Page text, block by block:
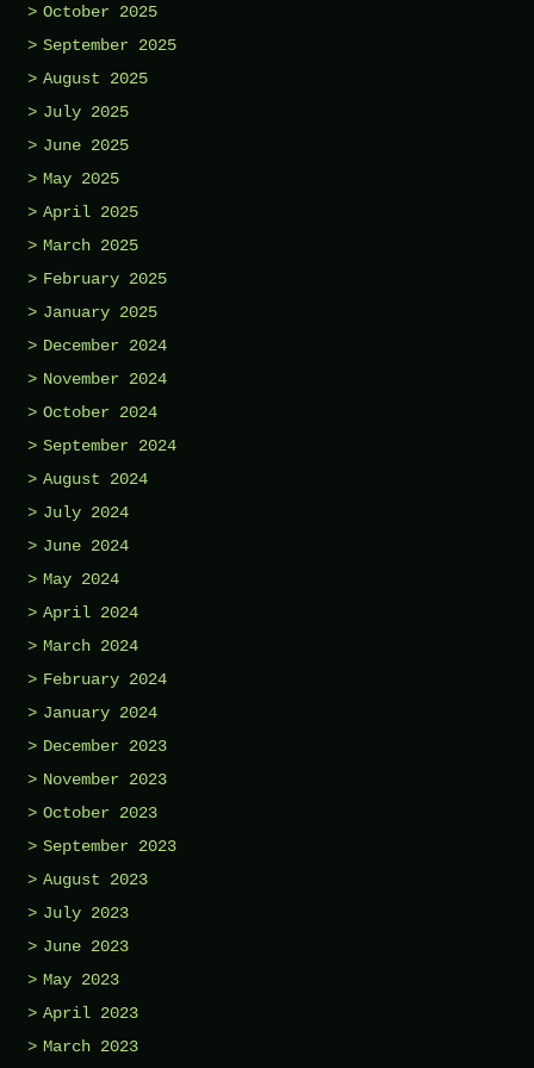
October 2025
September 2025
August 2025
July 2025
June 2025
May 2025
April 2025
March 2025
February 2025
January 2025
December 2024
November 2024
October 2024
September 2024
August 2024
July 2024
June 2024
May 2024
April 2024
March 2024
February 2024
January 2024
December 2023
November 2023
October 2023
September 2023
August 2023
July 2023
June 2023
May 2023
April 2023
March 2023